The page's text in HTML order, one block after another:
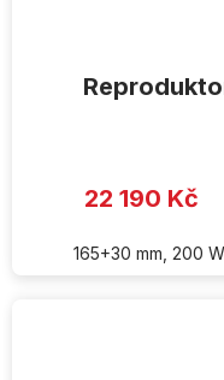
22 190 Kč
165+30 mm, 200